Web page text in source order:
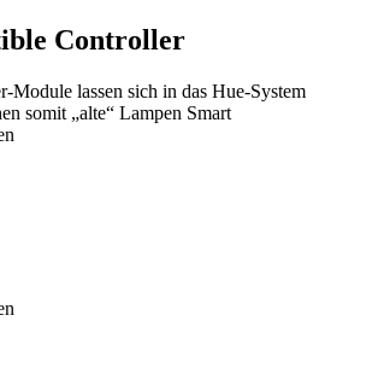
Controller
Module lassen sich in das Hue-System
somit „alte“ Lampen Smart